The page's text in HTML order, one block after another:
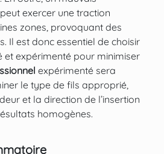
exercer une traction
zones, provoquant des
Il est donc essentiel de choisir
et expérimenté pour minimiser
expérimenté sera
le type de fils approprié,
et la direction de l’insertion
homogènes.